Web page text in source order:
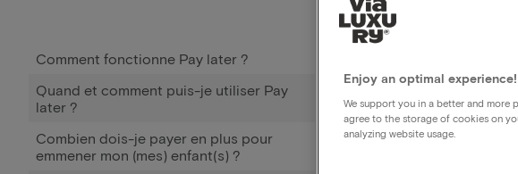
Comment fonctionne Pay later ?
Quand et comment puis-je utiliser Pay
later ?
Combien dois-je payer en plus pour
emmener mon (mes) enfant(s) ?
Je ne
Enjoy an optimal experience!
We support you in a better and more
agree to the storage of cookies on
analyzing website usage.